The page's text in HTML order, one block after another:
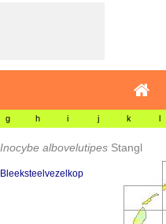
g h i j k l
Inocybe albovelutipes Stangl
Bleeksteelvezelkop